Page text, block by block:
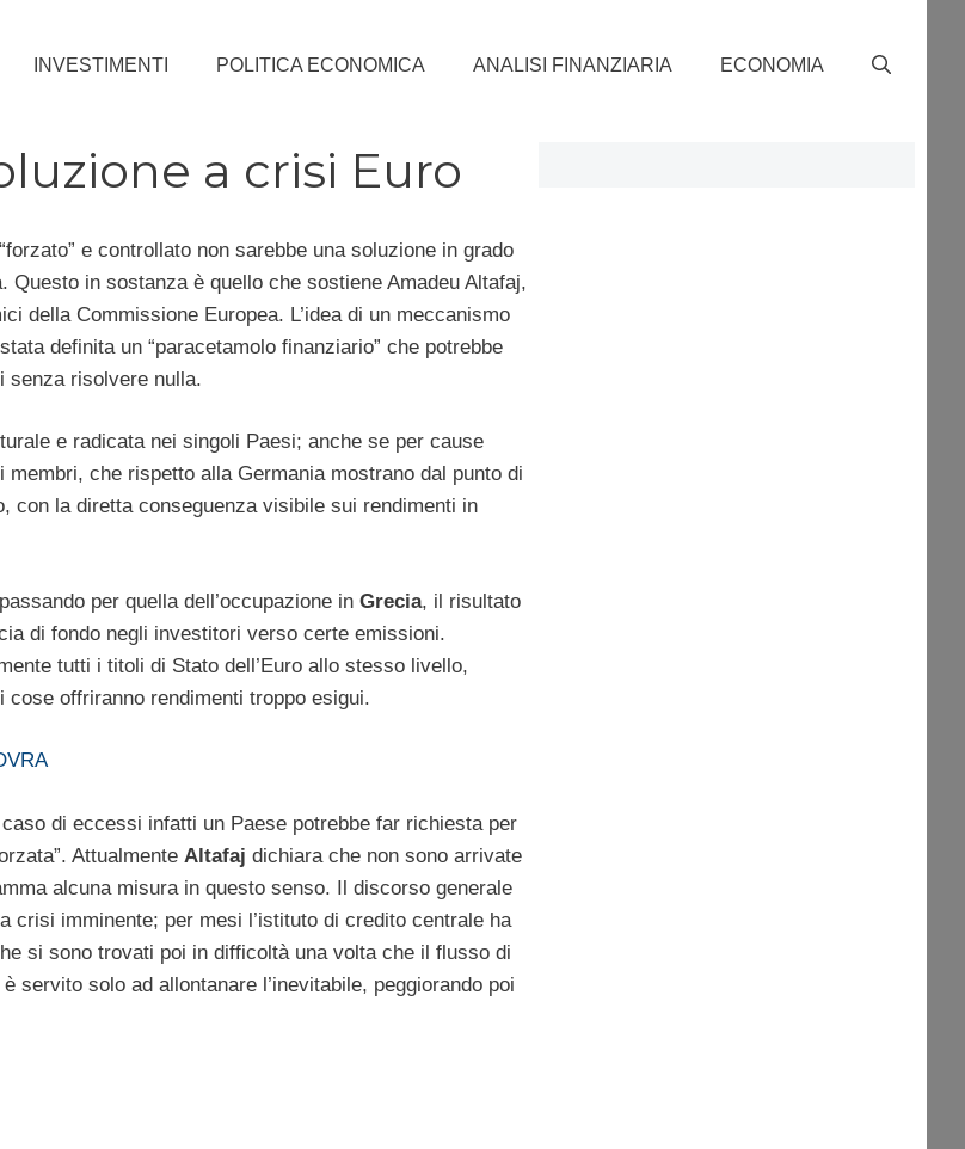
INVESTIMENTI POLITICA ECONOMICA ANALISI FINANZIARIA ECONOMIA
a crisi Euro
e controllato non sarebbe una soluzione in grado
Questo in sostanza è quello che sostiene Amadeu Altafaj,
della Commissione Europea. L’idea di un meccanismo
definita un “paracetamolo finanziario” che potrebbe
senza risolvere nulla.
e radicata nei singoli Paesi; anche se per cause
che rispetto alla Germania mostrano dal punto di
con la diretta conseguenza visibile sui rendimenti in
per quella dell’occupazione in Grecia, il risultato
di fondo negli investitori verso certe emissioni.
tutti i titoli di Stato dell’Euro allo stesso livello,
offriranno rendimenti troppo esigui.
di eccessi infatti un Paese potrebbe far richiesta per
Attualmente Altafaj dichiara che non sono arrivate
alcuna misura in questo senso. Il discorso generale
imminente; per mesi l’istituto di credito centrale ha
si sono trovati poi in difficoltà una volta che il flusso di
solo ad allontanare l’inevitabile, peggiorando poi